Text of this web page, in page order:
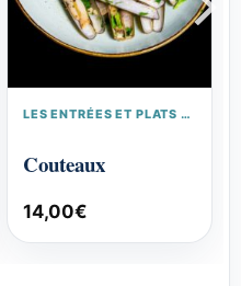
LES ENTRÉES ET PLATS CUISINÉS
Couteaux
14,00€